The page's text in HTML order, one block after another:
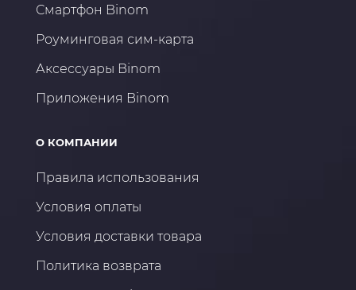
Смартфон Binom
Роуминговая сим-карта
Аксессуары Binom
Приложения Binom
О КОМПАНИИ
Правила использования
Условия оплаты
Условия доставки товара
Политика возврата